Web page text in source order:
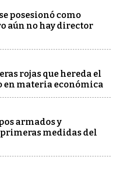
posesionó como
aún no hay director
rojas que hereda el
en materia económica
armados y
medidas del